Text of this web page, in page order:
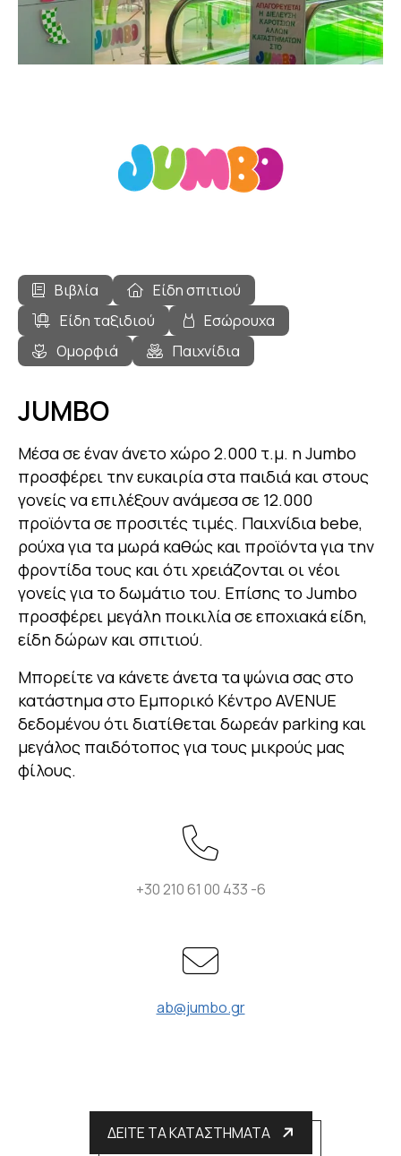
Βιβλία
Είδη σπιτιού
Είδη ταξιδιού
Εσώρουχα
Ομορφιά
Παιχνίδια
JUMBO
Μέσα σε έναν άνετο χώρο 2.000 τ.μ. η Jumbo
προσφέρει την ευκαιρία στα παιδιά και στους
γονείς να επιλέξουν ανάμεσα σε 12.000
προϊόντα σε προσιτές τιμές. Παιχνίδια bebe,
ρούχα για τα μωρά καθώς και προϊόντα για την
φροντίδα τους και ότι χρειάζονται οι νέοι
γονείς για το δωμάτιο του. Επίσης το Jumbo
προσφέρει μεγάλη ποικιλία σε εποχιακά είδη,
είδη δώρων και σπιτιού.
Μπορείτε να κάνετε άνετα τα ψώνια σας στο
κατάστημα στο Εμπορικό Κέντρο AVENUE
δεδομένου ότι διατίθεται δωρεάν parking και
μεγάλος παιδότοπος για τους μικρούς μας
φίλους.
+30 210 61 00 433 -6
ab@jumbo.gr
ΔΕΙΤΕ ΤΑ ΚΑΤΑΣΤΗΜΑΤΑ